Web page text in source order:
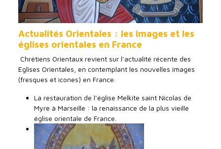
Actualités Orientales : les images et les
églises orientales en France
Chrétiens Orientaux revient sur l’actualité récente des
Eglises Orientales, en contemplant les nouvelles images
(fresques et icones) en France.
La restauration de l’église Melkite saint Nicolas de
Myre à Marseille : la renaissance de la plus vieille
église orientale de France.